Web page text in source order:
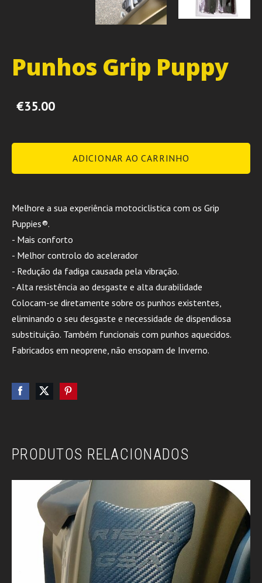
Punhos Grip Puppy
€35.00
ADICIONAR AO CARRINHO
Melhore a sua experiência motociclistica com os Grip
Puppies®.
- Mais conforto
- Melhor controlo do acelerador
- Redução da fadiga causada pela vibração.
- Alta resistência ao desgaste e alta durabilidade
Colocam-se diretamente sobre os punhos existentes,
eliminando o seu desgaste e necessidade de dispendiosa
substituição. Também funcionais com punhos aquecidos.
Fabricados em neoprene, não ensopam de Inverno.
PRODUTOS RELACIONADOS